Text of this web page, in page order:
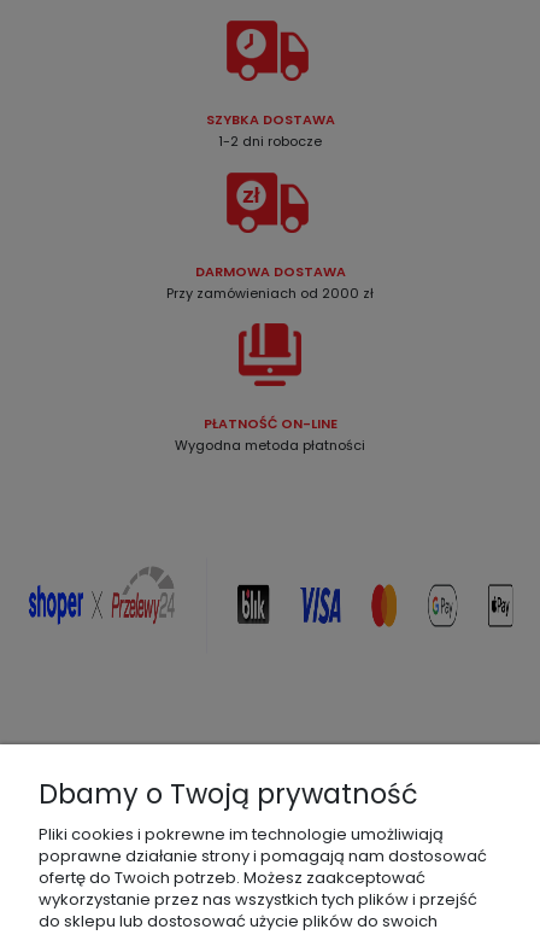
SZYBKA DOSTAWA
1-2 dni robocze
DARMOWA DOSTAWA
Przy zamówieniach od 2000 zł
PŁATNOŚĆ ON-LINE
Wygodna metoda płatności
Dbamy o Twoją prywatność
Pliki cookies i pokrewne im technologie umożliwiają
poprawne działanie strony i pomagają nam dostosować
ofertę do Twoich potrzeb. Możesz zaakceptować
wykorzystanie przez nas wszystkich tych plików i przejść
do sklepu lub dostosować użycie plików do swoich